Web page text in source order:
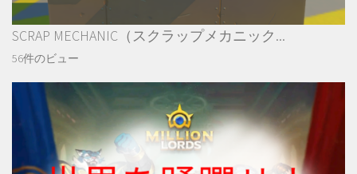
SCRAP MECHANIC（スクラップメカニック...
56件のビュー